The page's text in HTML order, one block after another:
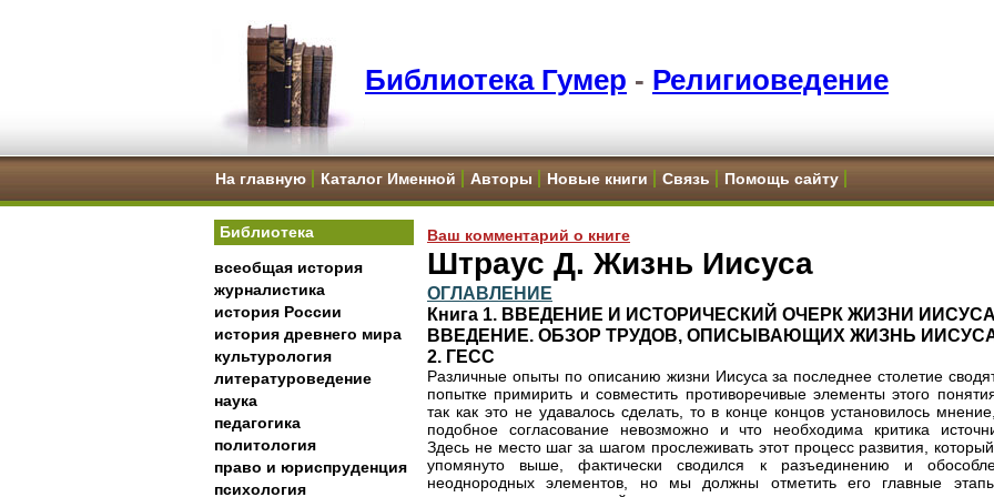
Библиотека Гумер - Религиоведение
На главную Каталог Именной Авторы Новые книги Связь Помощь сайту
Библиотека
всеобщая история
журналистика
история России
история древнего мира
культурология
литературоведение
наука
педагогика
политология
право и юриспруденция
психология
Ваш комментарий о книге
Штраус Д. Жизнь Иисуса
ОГЛАВЛЕНИЕ
Книга 1. ВВЕДЕНИЕ И ИСТОРИЧЕСКИЙ ОЧЕРК ЖИЗНИ ИИСУСА
ВВЕДЕНИЕ. ОБЗОР ТРУДОВ, ОПИСЫВАЮЩИХ ЖИЗНЬ
2. ГЕСС
Различные опыты по описанию жизни Иисуса за последнее столетие
попытке примирить и совместить противоречивые элементы этого
так как это не удавалось сделать, то в конце концов установилось
подобное согласование невозможно и что необходима критика
Здесь не место шаг за шагом прослеживать этот процесс развития,
упомянуто выше, фактически сводился к разъединению и
неоднородных элементов, но мы должны отметить его главные